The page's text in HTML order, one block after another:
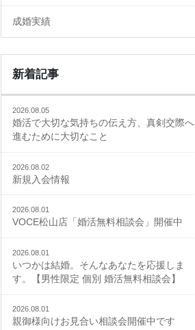
成婚実績
新着記事
2026.08.05
婚活で大切な気持ちの伝え方、真剣交際へ
進むために大切なこと
2026.08.02
新規入会情報
2026.08.01
VOCE松山店「婚活無料相談会」開催中
2026.08.01
いつかは結婚。そんなあなたを応援しま
す。【男性限定 個別 婚活無料相談会】
2026.08.01
親御様向けお見合い相談会開催中です